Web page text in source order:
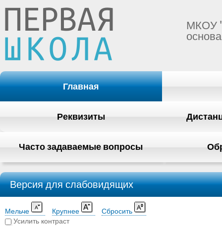
МКОУ
Главная
Реквизиты
Часто задаваемые вопросы
Версия для слабовидящих
Мельче Крупнее
Сбросить
Усилить контраст